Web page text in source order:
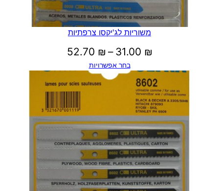
משוריות לג'יקסו צרפתיות
31.00 ₪
–
52.70 ₪
מחירים:
⁦52.70 ₪⁩
בחר אפשרויות